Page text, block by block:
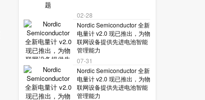
02-28
Nordic Semiconductor 全新
电量计 v2.0 现已推出，为物
联网设备提供先进电池智能
管理能力
07-31
Nordic Semiconductor 全新
电量计 v2.0 现已推出，为物
联网设备提供先进电池智能
管理能力